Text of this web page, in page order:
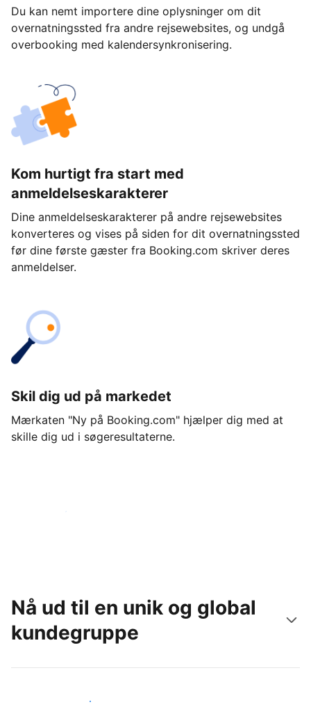
Du kan nemt importere dine oplysninger om dit
overnatningssted fra andre rejsewebsites, og undgå
overbooking med kalendersynkronisering.
Kom hurtigt fra start med
anmeldelseskarakterer
Dine anmeldelseskarakterer på andre rejsewebsites
konverteres og vises på siden for dit overnatningssted
før dine første gæster fra Booking.com skriver deres
anmeldelser.
Skil dig ud på markedet
Mærkaten "Ny på Booking.com" hjælper dig med at
skille dig ud i søgeresultaterne.
Kom i gang i dag
Nå ud til en unik og global
kundegruppe
Nå ud til nye gæster i dag